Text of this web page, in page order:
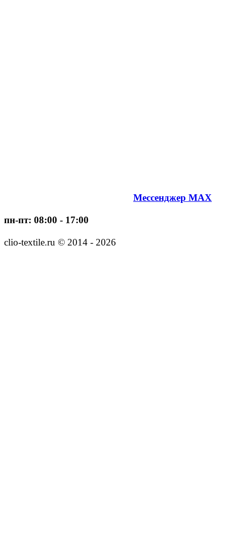
Мессенджер MAX
пн-пт: 08:00 - 17:00
clio-textile.ru © 2014 - 2026